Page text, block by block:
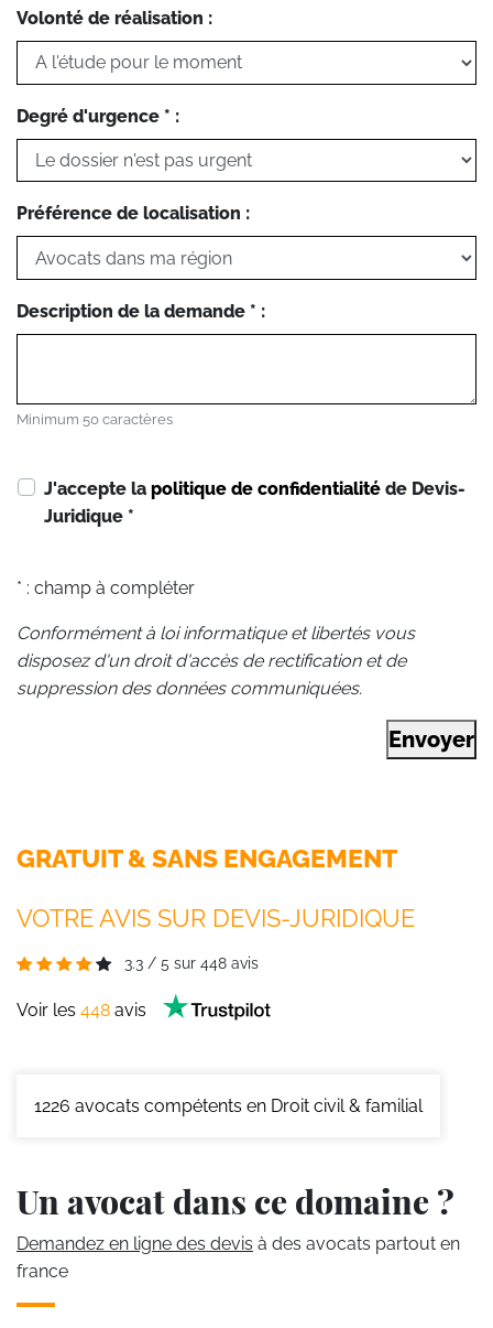
Volonté de réalisation :
Degré d'urgence * :
Préférence de localisation :
Description de la demande * :
Minimum 50 caractères
J'accepte la politique de confidentialité de Devis-
Juridique *
* : champ à compléter
Conformément à loi informatique et libertés vous
disposez d'un droit d'accès de rectification et de
suppression des données communiquées.
Envoyer
GRATUIT & SANS ENGAGEMENT
VOTRE AVIS SUR DEVIS-JURIDIQUE
3.3 / 5 sur 448 avis
Voir les 448 avis
1226 avocats compétents en Droit civil & familial
Un avocat dans ce domaine ?
Demandez en ligne des devis à des avocats partout en
france